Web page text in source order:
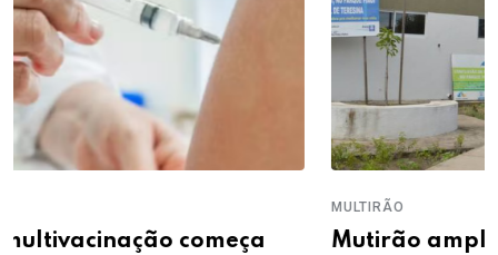
Mutirão amplia acesso ao exame que